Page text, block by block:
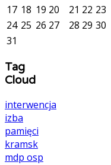
17 18 19 20 21 22 23
24 25 26 27 28 29 30
31
Tag
Cloud
interwencja
izba
pamięci
kramsk
mdp osp